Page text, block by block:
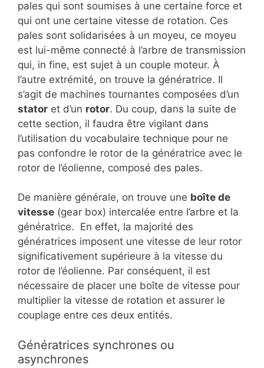
pales qui sont soumises à une certaine force et
qui ont une certaine vitesse de rotation. Ces
pales sont solidarisées à un moyeu, ce moyeu
est lui-même connecté à l’arbre de transmission
qui, in fine, est sujet à un couple moteur. À
l’autre extrémité, on trouve la génératrice. Il
s’agit de machines tournantes composées d’un
stator et d’un rotor. Du coup, dans la suite de
cette section, il faudra être vigilant dans
l’utilisation du vocabulaire technique pour ne
pas confondre le rotor de la génératrice avec le
rotor de l’éolienne, composé des pales.
De manière générale, on trouve une boîte de
vitesse (gear box) intercalée entre l’arbre et la
génératrice. En effet, la majorité des
génératrices imposent une vitesse de leur rotor
significativement supérieure à la vitesse du
rotor de l’éolienne. Par conséquent, il est
nécessaire de placer une boîte de vitesse pour
multiplier la vitesse de rotation et assurer le
couplage entre ces deux entités.
Génératrices synchrones ou
asynchrones